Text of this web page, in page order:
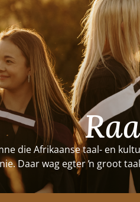
die Afrikaanse taal- en
Daar wag egter ŉ groot